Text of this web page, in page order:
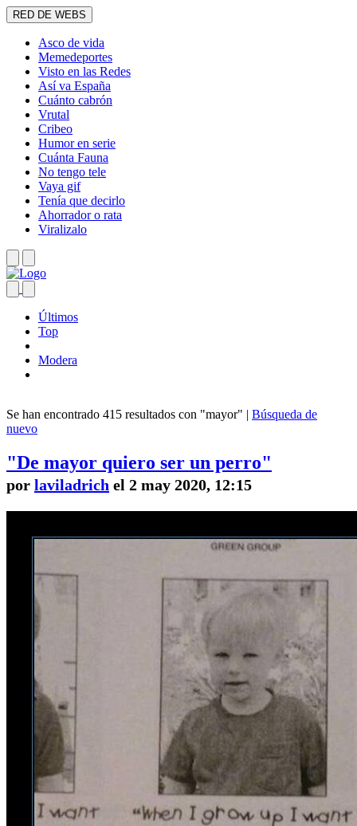
RED DE WEBS
Asco de vida
Memedeportes
Visto en las Redes
Así va España
Cuánto cabrón
Vrutal
Cribeo
Humor en serie
Cuánta Fauna
No tengo tele
Vaya gif
Tenía que decirlo
Ahorrador o rata
Viralizalo
Últimos
Top
Modera
Se han encontrado 415 resultados con "mayor" | Búsqueda de
nuevo
"De mayor quiero ser un perro"
por laviladrich el 2 may 2020, 12:15